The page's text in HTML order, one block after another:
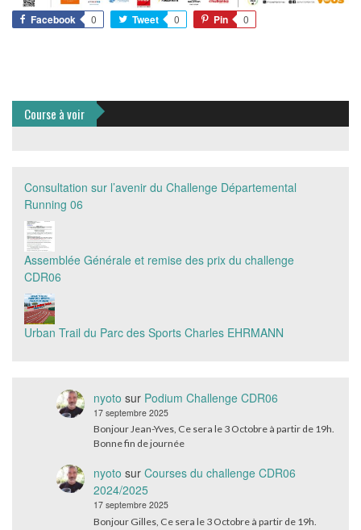
Facebook 0 Tweet 0 Pin 0
Course à voir
Consultation sur l’avenir du Challenge Départemental
Running 06
Assemblée Générale et remise des prix du challenge
CDR06
Urban Trail du Parc des Sports Charles EHRMANN
nyoto sur Podium Challenge CDR06
17 septembre 2025
Bonjour Jean-Yves, Ce sera le 3 Octobre à partir de 19h.
Bonne fin de journée
nyoto sur Courses du challenge CDR06
2024/2025
17 septembre 2025
Bonjour Gilles, Ce sera le 3 Octobre à partir de 19h.